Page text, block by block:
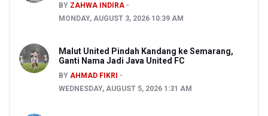
BY ZAHWA INDIRA
MONDAY, AUGUST 3, 2026 10:39 AM
Malut United Pindah Kandang ke Semarang,
Ganti Nama Jadi Java United FC
BY AHMAD FIKRI
WEDNESDAY, AUGUST 5, 2026 1:31 AM